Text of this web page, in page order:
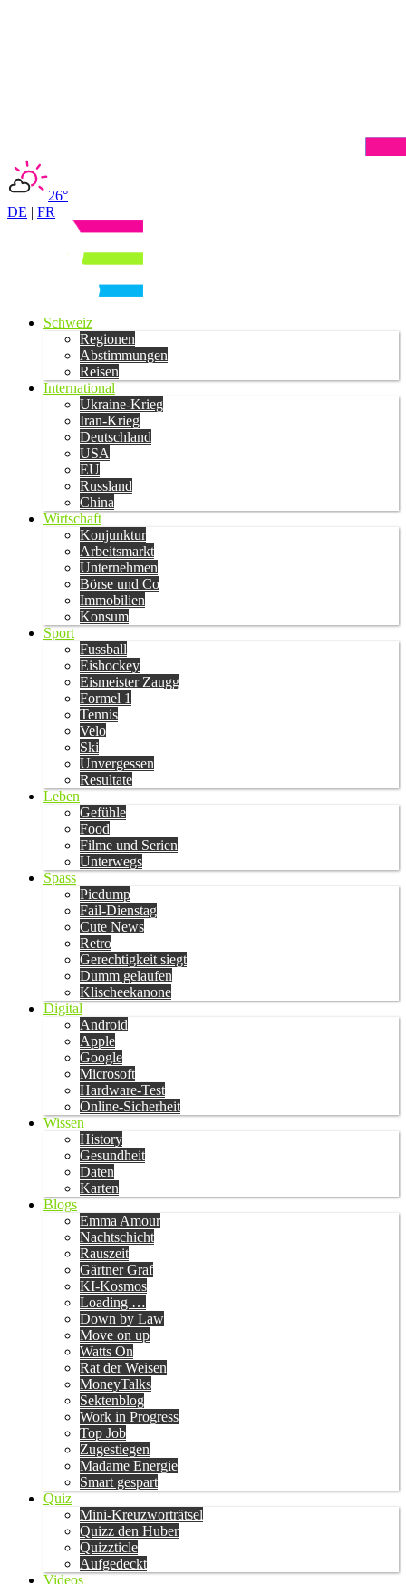
26°
DE | FR
Schweiz
Regionen
Abstimmungen
Reisen
International
Ukraine-Krieg
Iran-Krieg
Deutschland
USA
EU
Russland
China
Wirtschaft
Konjunktur
Arbeitsmarkt
Unternehmen
Börse und Co
Immobilien
Konsum
Sport
Fussball
Eishockey
Eismeister Zaugg
Formel 1
Tennis
Velo
Ski
Unvergessen
Resultate
Leben
Gefühle
Food
Filme und Serien
Unterwegs
Spass
Picdump
Fail-Dienstag
Cute News
Retro
Gerechtigkeit siegt
Dumm gelaufen
Klischeekanone
Digital
Android
Apple
Google
Microsoft
Hardware-Test
Online-Sicherheit
Wissen
History
Gesundheit
Daten
Karten
Blogs
Emma Amour
Nachtschicht
Rauszeit
Gärtner Graf
KI-Kosmos
Loading …
Down by Law
Move on up
Watts On
Rat der Weisen
MoneyTalks
Sektenblog
Work in Progress
Top Job
Zugestiegen
Madame Energie
Smart gespart
Quiz
Mini-Kreuzworträtsel
Quizz den Huber
Quizzticle
Aufgedeckt
Videos